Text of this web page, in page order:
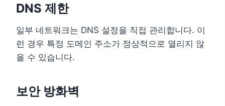
DNS 제한
일부 네트워크는 DNS 설정을 직접 관리합니다. 이
런 경우 특정 도메인 주소가 정상적으로 열리지 않
을 수 있습니다.
보안 방화벽